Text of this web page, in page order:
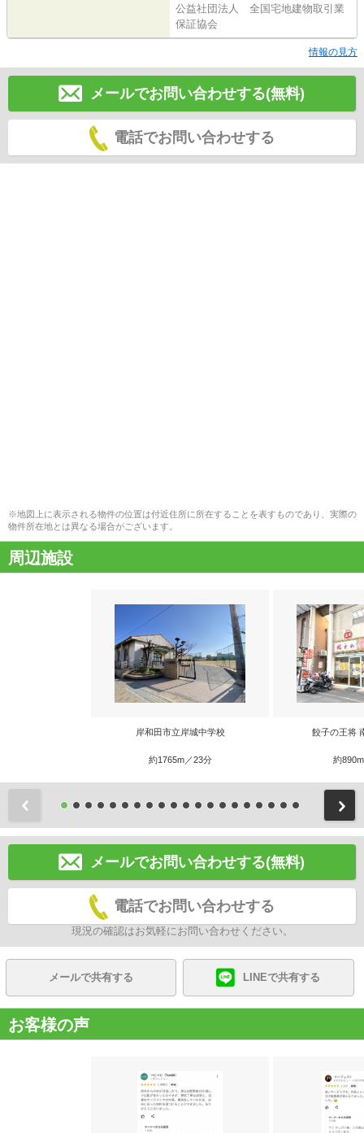
公益社団法人 全国宅地建物取引業
保証協会
情報の見方
メールでお問い合わせする(無料)
電話でお問い合わせする
※地図上に表示される物件の位置は付近住所に所在することを表すものであり、実際の
物件所在地とは異なる場合がございます。
周辺施設
岸和田市立岸城中学校
約1765m／23分
餃子の王将
約
メールでお問い合わせする(無料)
電話でお問い合わせする
現況の確認はお気軽にお問い合わせください。
メールで共有する LINEで共有する
お客様の声